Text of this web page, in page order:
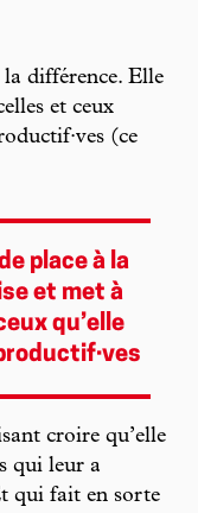
la différence. Elle
et ceux
(ce
place à la
et met à
qu’elle
croire qu’elle
qui leur a
qui fait en sorte